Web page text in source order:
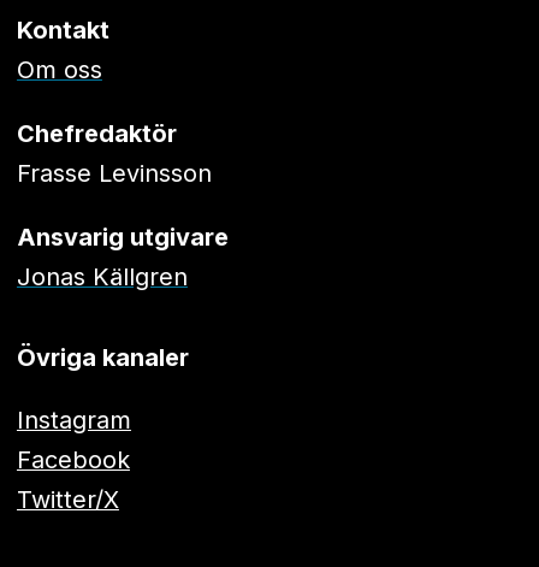
Kontakt
Om oss
Chefredaktör
Frasse Levinsson
Ansvarig utgivare
Jonas Källgren
Övriga kanaler
Instagram
Facebook
Twitter/X